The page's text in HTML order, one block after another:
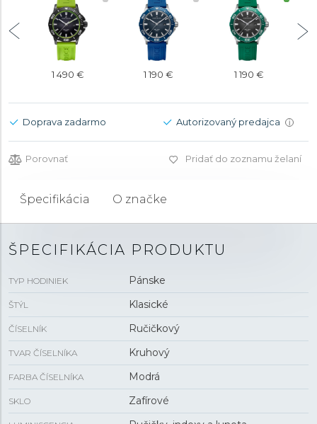
1 490 € 1 190 € 1 190 €
Doprava zadarmo Autorizovaný predajca i
Porovnať Pridať do zoznamu želaní
Špecifikácia O značke
ŠPECIFIKÁCIA PRODUKTU
TYP HODINIEK Pánske
ŠTÝL Klasické
ČÍSELNÍK Ručičkový
TVAR ČÍSELNÍKA Kruhový
FARBA ČÍSELNÍKA Modrá
SKLO Zafírové